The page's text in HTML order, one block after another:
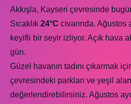
Akkışla, Kayseri çevresinde
Sıcaklık 24°C civarında. Ağustos
keyifli bir seyir izliyor. Açık hava
gün.
Güzel havanın tadını çıkarmak
çevresindeki parkları ve yeşil
değerlendirebilirsiniz. Ağustos